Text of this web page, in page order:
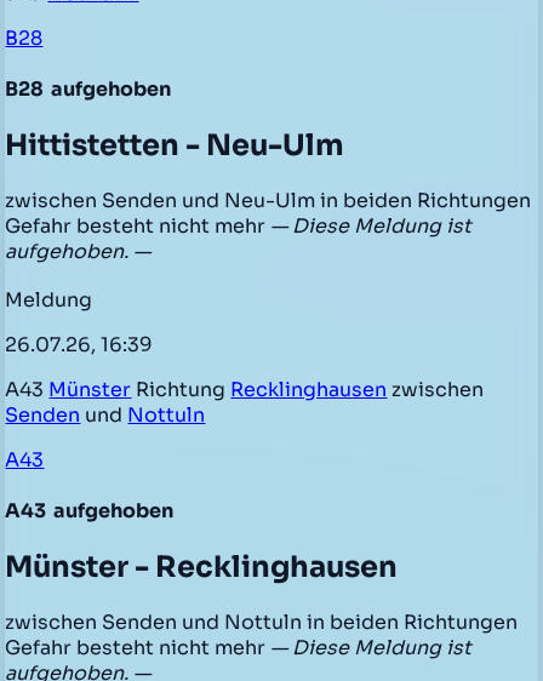
B28
B28 aufgehoben
Hittistetten - Neu-Ulm
zwischen Senden und Neu-Ulm in beiden Richtungen
Gefahr besteht nicht mehr — Diese Meldung ist
aufgehoben. —
Meldung
26.07.26, 16:39
A43 Münster Richtung Recklinghausen zwischen
Senden und Nottuln
A43
A43 aufgehoben
Münster - Recklinghausen
zwischen Senden und Nottuln in beiden Richtungen
Gefahr besteht nicht mehr — Diese Meldung ist
aufgehoben. —